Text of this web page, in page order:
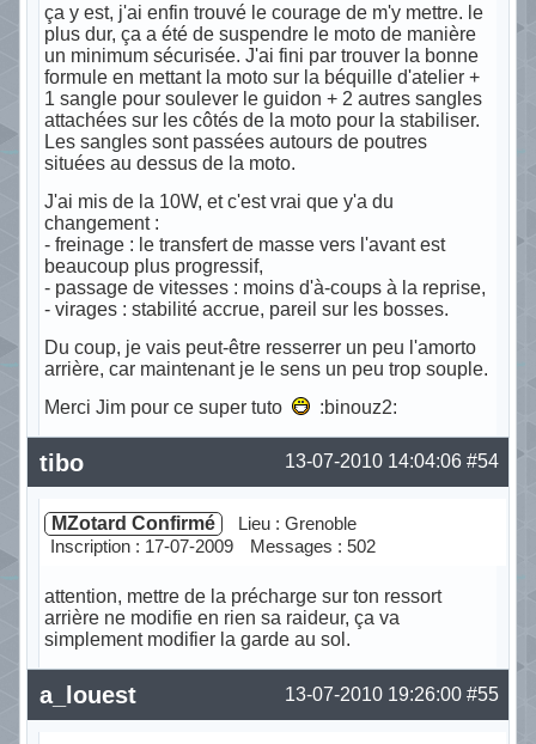
ça y est, j'ai enfin trouvé le courage de m'y mettre. le
plus dur, ça a été de suspendre le moto de manière
un minimum sécurisée. J'ai fini par trouver la bonne
formule en mettant la moto sur la béquille d'atelier +
1 sangle pour soulever le guidon + 2 autres sangles
attachées sur les côtés de la moto pour la stabiliser.
Les sangles sont passées autours de poutres
situées au dessus de la moto.
J'ai mis de la 10W, et c'est vrai que y'a du
changement :
- freinage : le transfert de masse vers l'avant est
beaucoup plus progressif,
- passage de vitesses : moins d'à-coups à la reprise,
- virages : stabilité accrue, pareil sur les bosses.
Du coup, je vais peut-être resserrer un peu l'amorto
arrière, car maintenant je le sens un peu trop souple.
Merci Jim pour ce super tuto
:binouz2:
Hors ligne #54
13-07-2010 14:04:06
tibo
MZotard Confirmé
Lieu : Grenoble
Inscription : 17-07-2009
Messages : 502
attention, mettre de la précharge sur ton ressort
arrière ne modifie en rien sa raideur, ça va
simplement modifier la garde au sol.
Hors ligne #55
13-07-2010 19:26:00
a_louest